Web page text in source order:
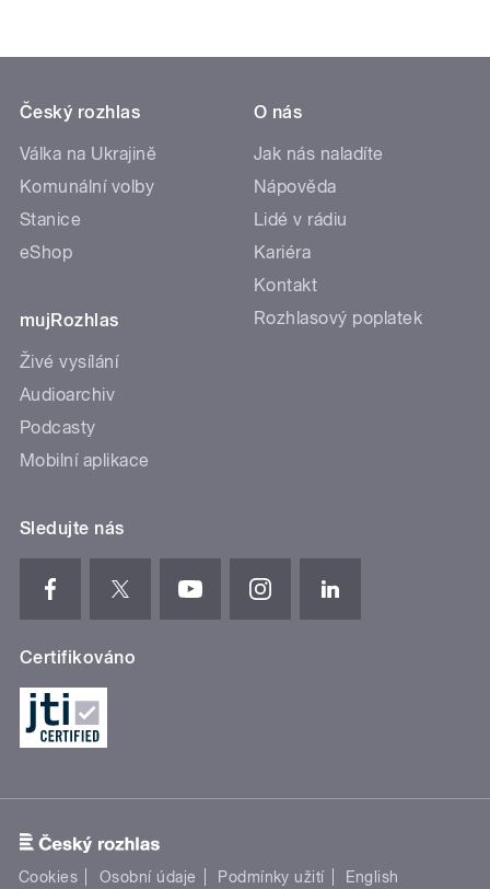
Český rozhlas
Válka na Ukrajině
Komunální volby
Stanice
eShop
mujRozhlas
Živé vysílání
Audioarchiv
Podcasty
Mobilní aplikace
O nás
Jak nás naladíte
Nápověda
Lidé v rádiu
Kariéra
Kontakt
Rozhlasový poplatek
Sledujte nás
Certifikováno
Cookies Osobní údaje Podmínky užití English